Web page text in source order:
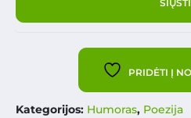
PRIDĖTI Į
Kategorijos: Humoras, Poezija